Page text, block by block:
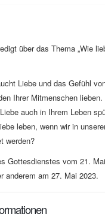
über das Thema „Wie
Liebe und das Gefühl
Ihrer Mitmenschen
auch in Ihrem Leben
leben, wenn wir in
werden?
Gottesdienstes vom 21.
anderem am 27. Mai 2023.